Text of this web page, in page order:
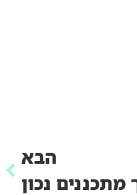
הבא
נכון